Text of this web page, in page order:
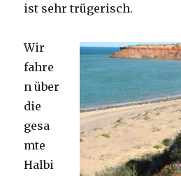
ist sehr trügerisch.
Wir
fahre
n über
die
gesa
mte
Halbi